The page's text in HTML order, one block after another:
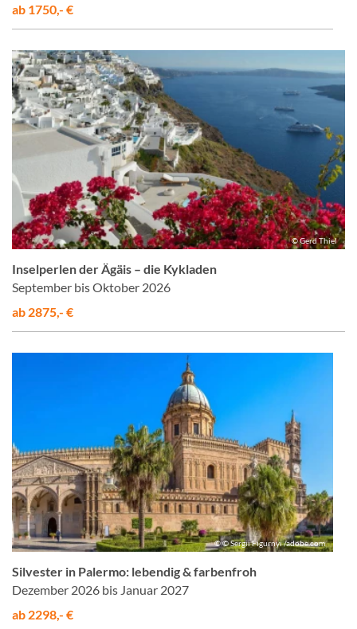
ab 1750,- €
© Gerd Thiel
Inselperlen der Ägäis – die Kykladen
September bis Oktober 2026
ab 2875,- €
© © Sergii Figurnyi /adobe.com
Silvester in Palermo: lebendig & farbenfroh
Dezember 2026 bis Januar 2027
ab 2298,- €